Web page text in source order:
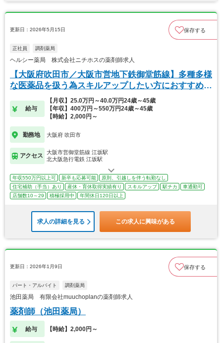
更新日：2026年5月15日 保存する
正社員 調剤薬局
ヘルシー薬局 株式会社ニチホスの薬剤師求人
【大阪府吹田市／大阪市営地下鉄御堂筋線】多種多様
な医薬品を扱う為スキルアップしたい方におすすめで
給与
【月収】25.0万円～40.0万円24歳～45歳
【年収】400万円～550万円24歳～45歳
【時給】2,000円～
勤務地 大阪府 吹田市
アクセス
大阪市営御堂筋線 江坂駅
北大阪急行電鉄 江坂駅
年収550万円以上可 新卒も応募可能
原則、引越しを伴う転勤なし
住宅補助（手当）あり
産休・育休取得実績有り スキルアップ 駅チカ
車通勤可
店舗数10～29
積極採用中 年間休日120日以上
求人の詳細を見る この求人に興味がある
更新日：2026年1月9日 保存する
パート・アルバイト 調剤薬局
池田薬局 有限会社muuchoplanの薬剤師求人
薬剤師（池田薬局）
給与 【時給】2,000円～